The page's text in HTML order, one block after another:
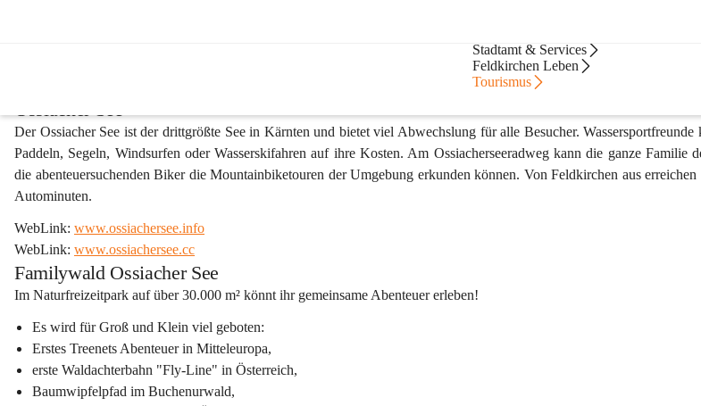
Stadtamt & Services
Feldkirchen Leben
Tourismus
Ossiacher See
Der Ossiacher See ist der drittgrößte See in Kärnten und bietet viel Abwechslung für alle Besucher.
Paddeln, Segeln, Windsurfen oder Wasserskifahren auf ihre Kosten. Am Ossiacherseeradweg kann die ganze Familie
die abenteuersuchenden Biker die Mountainbiketouren der Umgebung erkunden können. Von Feldkirchen aus
Autominuten.
WebLink: www.ossiachersee.info
WebLink: www.ossiachersee.cc
Familywald Ossiacher See
Im Naturfreizeitpark auf über 30.000 m² könnt ihr gemeinsame Abenteuer erleben!
Es wird für Groß und Klein viel geboten:
Erstes Treenets Abenteuer in Mitteleuropa,
erste Waldachterbahn "Fly-Line" in Österreich,
Baumwipfelpfad im Buchenurwald,